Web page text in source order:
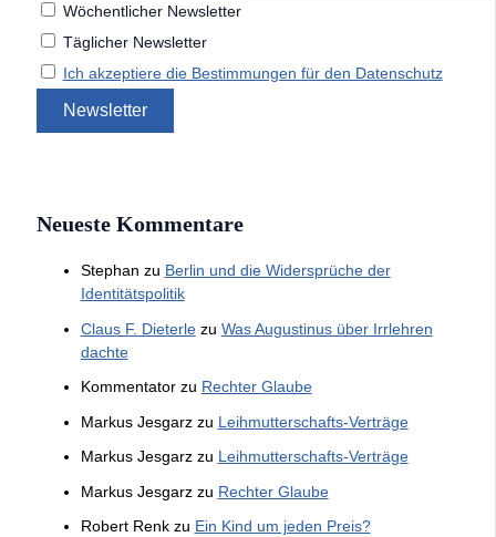
Wöchentlicher Newsletter
Täglicher Newsletter
Ich akzeptiere die Bestimmungen für den Datenschutz
Neueste Kommentare
Stephan zu Berlin und die Widersprüche der
Identitätspolitik
Claus F. Dieterlezu Was Augustinus über Irrlehren
dachte
Kommentatorzu Rechter Glaube
Markus Jesgarzzu Leihmutterschafts-Verträge
Markus Jesgarzzu Leihmutterschafts-Verträge
Markus Jesgarzzu Rechter Glaube
Robert Renkzu Ein Kind um jeden Preis?